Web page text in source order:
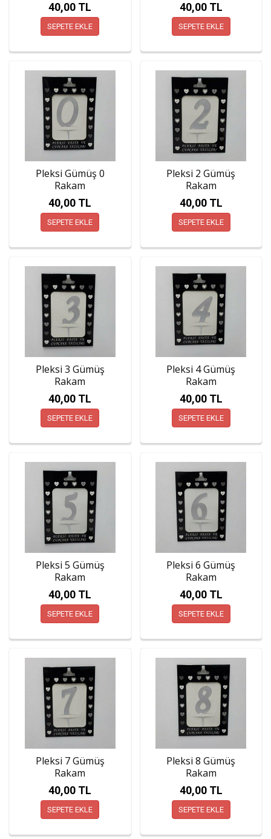
40,00 TL
SEPETE EKLE
40,00 TL
SEPETE EKLE
Pleksi Gümüş 0
Rakam
40,00 TL
SEPETE EKLE
Pleksi 2 Gümüş
Rakam
40,00 TL
SEPETE EKLE
Pleksi 3 Gümüş
Rakam
40,00 TL
SEPETE EKLE
Pleksi 4 Gümüş
Rakam
40,00 TL
SEPETE EKLE
Pleksi 5 Gümüş
Rakam
40,00 TL
SEPETE EKLE
Pleksi 6 Gümüş
Rakam
40,00 TL
SEPETE EKLE
Pleksi 7 Gümüş
Rakam
40,00 TL
SEPETE EKLE
Pleksi 8 Gümüş
Rakam
40,00 TL
SEPETE EKLE